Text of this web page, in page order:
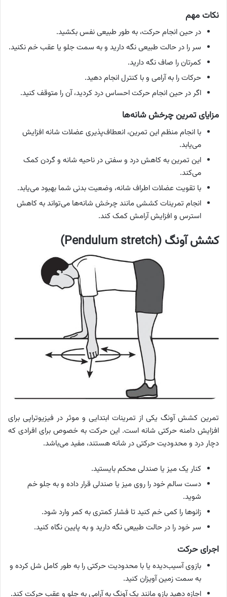
نکات مهم
در حین انجام حرکت، به طور طبیعی نفس بکشید.
سر را در حالت طبیعی نگه دارید و به سمت جلو یا عقب خم نکنید.
کمرتان را صاف نگه دارید.
حرکات را به آرامی و با کنترل انجام دهید.
اگر در حین انجام حرکت احساس درد کردید، آن را متوقف کنید.
مزایای تمرین چرخش شانه‌ها
با انجام منظم این تمرین، انعطاف‌پذیری عضلات شانه افزایش
می‌یابد.
این تمرین به کاهش درد و سفتی در ناحیه شانه و گردن کمک
می‌کند.
با تقویت عضلات اطراف شانه، وضعیت بدنی شما بهبود می‌یابد.
انجام تمرینات کششی مانند چرخش شانه‌ها می‌تواند به کاهش
استرس و افزایش آرامش کمک کند.
کشش آونگ (Pendulum stretch)
تمرین کشش آونگ یکی از تمرینات ابتدایی و موثر در فیزیوتراپی برای
افزایش دامنه حرکتی شانه است. این حرکت به خصوص برای افرادی که
دچار درد و محدودیت حرکتی در شانه هستند، مفید می‌باشد.
کنار یک میز یا صندلی محکم بایستید.
دست سالم خود را روی میز یا صندلی قرار داده و به جلو خم
شوید.
زانوها را کمی خم کنید تا فشار کمتری به کمر وارد شود.
سر خود را در حالت طبیعی نگه دارید و به پایین نگاه کنید.
اجرای حرکت
بازوی آسیب‌دیده یا با محدودیت حرکتی را به طور کامل شل کرده و
به سمت زمین آویزان کنید.
اجازه دهید بازو مانند یک آونگ به آرامی به جلو و عقب حرکت کند.